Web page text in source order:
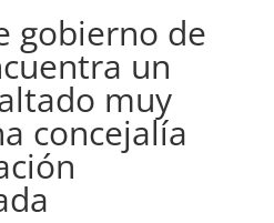
gobierno de
un
muy
concejalía